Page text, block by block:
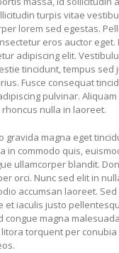
turpis vitae
lorem sed egestas.
eros auctor eget.
adipiscing elit.
tincidunt, tempus sed
Fusce consequat
pulvinar.
nulla in laoreet.
gravida magna eget
in commodo quis,
ullamcorper blandit.
orci. Nunc sed elit in
accumsan laoreet.
et iaculis justo
congue magna
torquent per